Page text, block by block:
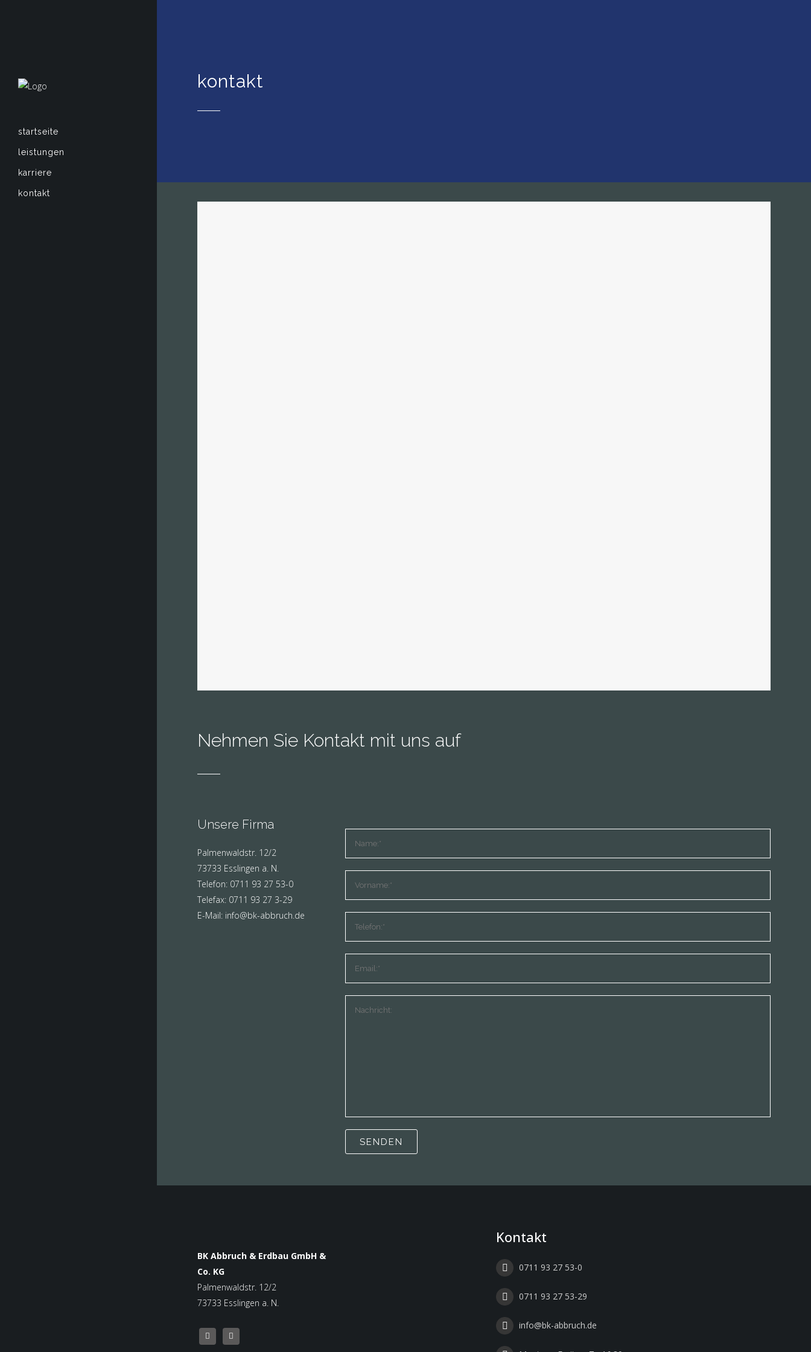
startseite
leistungen
karriere
kontakt
kontakt
Nehmen Sie Kontakt mit uns auf
Unsere Firma
Palmenwaldstr. 12/2
73733 Esslingen a. N.
Telefon: 0711 93 27 53-0
Telefax: 0711 93 27 3-29
E-Mail: info@bk-abbruch.de
BK Abbruch & Erdbau GmbH &
Co. KG
Palmenwaldstr. 12/2
73733 Esslingen a. N.
Kontakt
0711 93 27 53-0
0711 93 27 53-29
info@bk-abbruch.de